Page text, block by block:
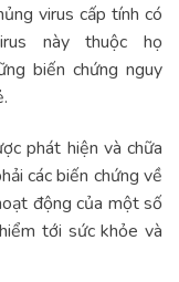
virus cấp tính có
này thuộc họ
biến chứng nguy
phát hiện và chữa
các biến chứng về
động của một số
tới sức khỏe và